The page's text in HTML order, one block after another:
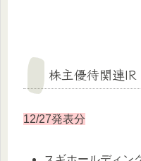
株主優待関連IR
12/27発表分